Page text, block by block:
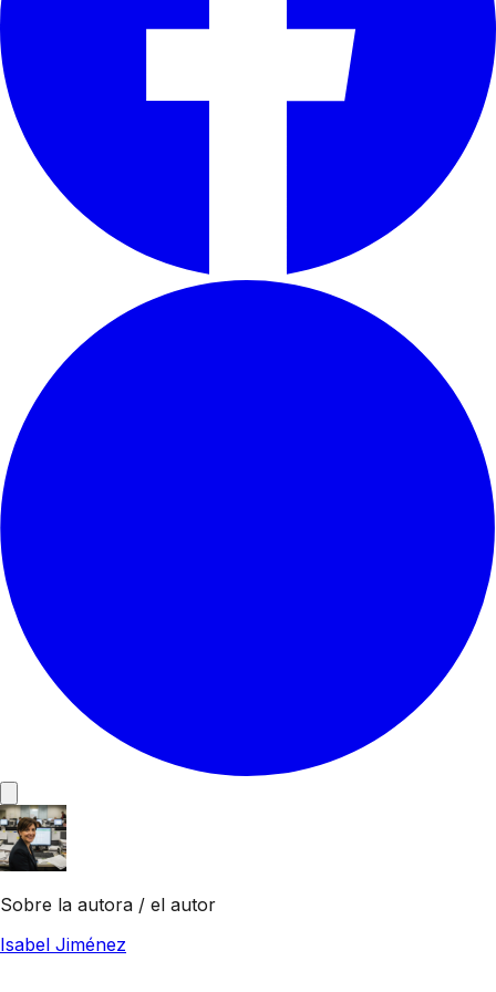
Sobre la autora / el autor
Isabel Jiménez